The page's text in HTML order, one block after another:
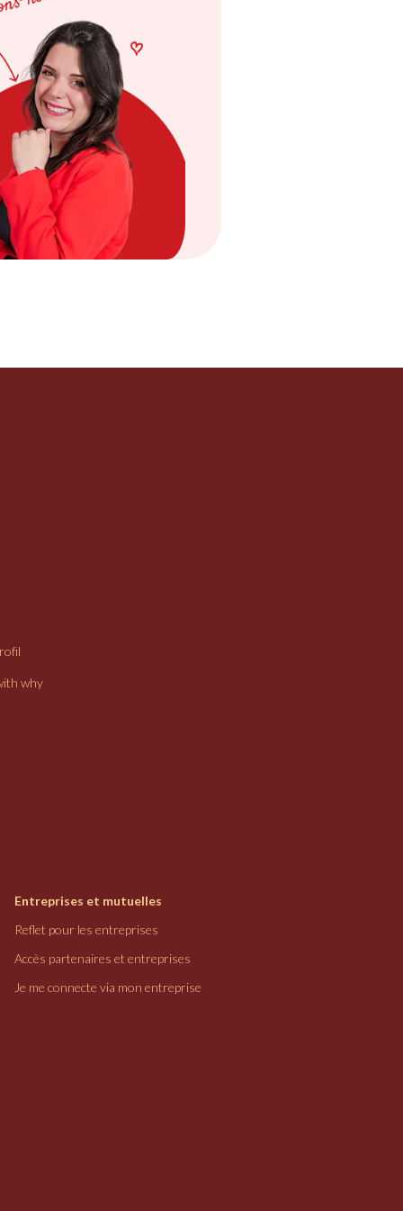
why
Entreprises et mutuelles
Reflet pour les entreprises
Accès partenaires et entreprises
Je me connecte via mon entreprise